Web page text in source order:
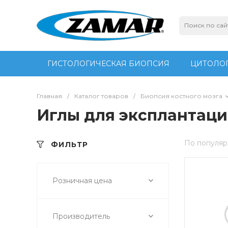
ГИСТОЛОГИЧЕСКАЯ БИОПСИЯ
Главная / Каталог товаров / Биопсия костного мозга
Иглы для
ФИЛЬТР
Розничная цена
Производитель
По